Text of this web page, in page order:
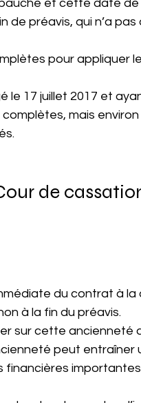
et cette date
préavis, qui n’a pas
pour appliquer
17 juillet 2017 et
mais
de
du contrat à
à la fin du préavis.
sur cette ancienneté
peut entraîner
financières